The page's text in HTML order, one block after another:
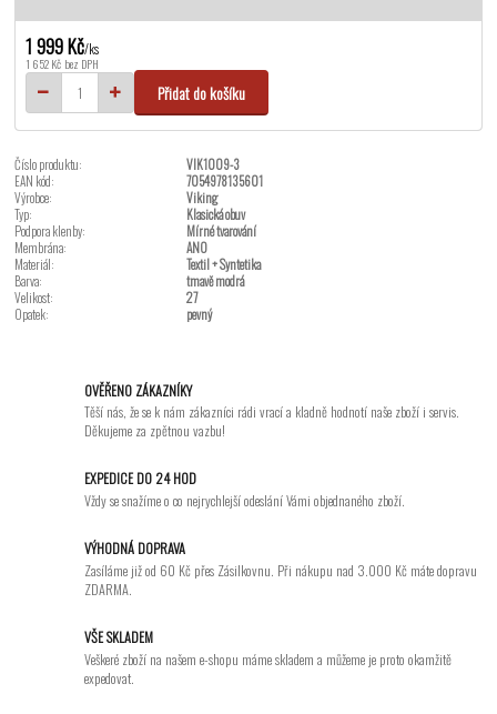
1 999 Kč/ks
1 652 Kč bez DPH
Přidat do košíku
Číslo produktu:
VIK1009-3
EAN kód:
7054978135601
Výrobce:
Viking
Typ:
Klasická obuv
Podpora klenby:
Mírné tvarování
Membrána:
ANO
Materiál:
Textil + Syntetika
Barva:
tmavě modrá
Velikost:
27
Opatek:
pevný
OVĚŘENO ZÁKAZNÍKY
Těší nás, že se k nám zákazníci rádi vrací a kladně hodnotí naše zboží i servis.
Děkujeme za zpětnou vazbu!
EXPEDICE DO 24 HOD
Vždy se snažíme o co nejrychlejší odeslání Vámi objednaného zboží.
VÝHODNÁ DOPRAVA
Zasíláme již od 60 Kč přes Zásilkovnu. Při nákupu nad 3.000 Kč máte dopravu
ZDARMA.
VŠE SKLADEM
Veškeré zboží na našem e-shopu máme skladem a můžeme je proto okamžitě
expedovat.